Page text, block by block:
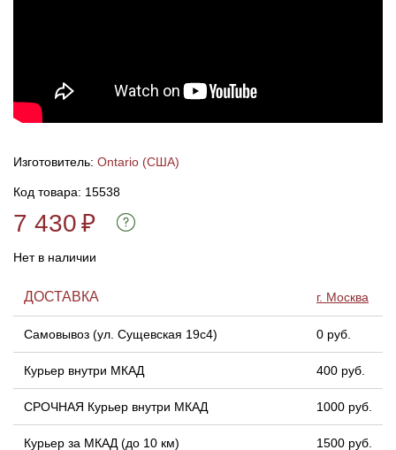
Изготовитель: Ontario (США)
Код товара: 15538
7 430₽
Нет в наличии
ДОСТАВКА г. Москва
Самовывоз (ул. Сущевская 19с4) 0 руб.
Курьер внутри МКАД 400 руб.
СРОЧНАЯ Курьер внутри МКАД 1000 руб.
Курьер за МКАД (до 10 км) 1500 руб.
Полочки для лука
Киссеры для лука
Ножи складные